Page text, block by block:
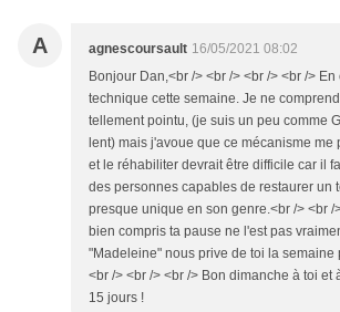
A agnescoursault 16/05/2021 08:02
Bonjour Dan,<br /> <br /> <br /> <br />
technique cette semaine. Je ne
tellement pointu, (je suis un peu comme
lent) mais j'avoue que ce mécanisme me
et le réhabiliter devrait être difficile car il
des personnes capables de restaurer un
presque unique en son genre.<br /> <br /
bien compris ta pause ne l'est pas
"Madeleine" nous prive de toi la semaine
<br /> <br /> <br /> Bon dimanche à toi et
15 jours !